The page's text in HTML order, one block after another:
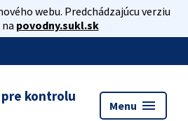
webu. Predchádzajúcu verziu
povodny.sukl.sk
kontrolu
Menu menu